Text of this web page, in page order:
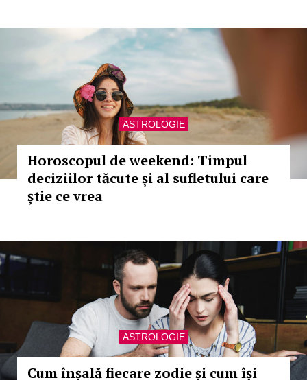
ASTROLOGIE
Horoscopul de weekend: Timpul
deciziilor tăcute și al sufletului care
știe ce vrea
ASTROLOGIE
Cum înșală fiecare zodie și cum își